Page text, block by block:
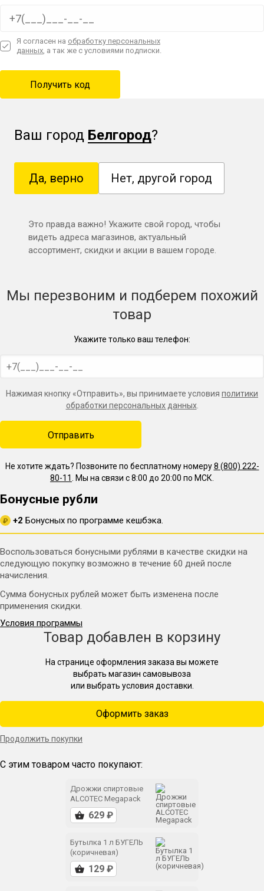
Я согласен на обработку персональных
данных, а так же с условиями подписки.
Ваш город Белгород?
Да, верно Нет, другой город
Это правда важно! Укажите свой город, чтобы
видеть адреса магазинов, актуальный
ассортимент, скидки и акции в вашем городе.
Мы перезвоним и подберем похожий
товар
Укажите только ваш телефон:
Нажимая кнопку «Отправить», вы принимаете условия политики
обработки персональных данных.
Не хотите ждать? Позвоните по бесплатному номеру8 (800) 222-
80-11. Мы на связи с 8:00 до 20:00 по МСК.
Бонусные рубли
₽ +2 Бонусных по программе кешбэка.
Воспользоваться бонусными рублями в качестве скидки на
следующую покупку возможно в течение 60 дней после
начисления.
Сумма бонусных рублей может быть изменена после
применения скидки.
Условия программы
Товар добавлен в корзину
На странице оформления заказа вы можете
выбрать магазин самовывоза
или выбрать условия доставки.
Оформить заказ
Продолжить покупки
С этим товаром часто покупают:
Дрожжи спиртовые
ALCOTEC Megapack
Бутылка 1 л БУГЕЛЬ
(коричневая)